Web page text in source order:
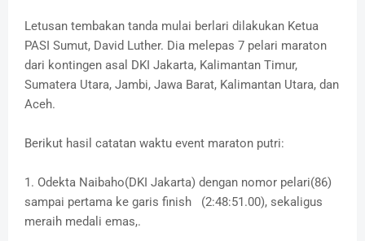
Letusan tembakan tanda mulai berlari dilakukan Ketua
PASI Sumut, David Luther. Dia melepas 7 pelari maraton
dari kontingen asal DKI Jakarta, Kalimantan Timur,
Sumatera Utara, Jambi, Jawa Barat, Kalimantan Utara, dan
Aceh.
Berikut hasil catatan waktu event maraton putri:
1. Odekta Naibaho(DKI Jakarta) dengan nomor pelari(86)
sampai pertama ke garis finish (2:48:51.00), sekaligus
meraih medali emas,.